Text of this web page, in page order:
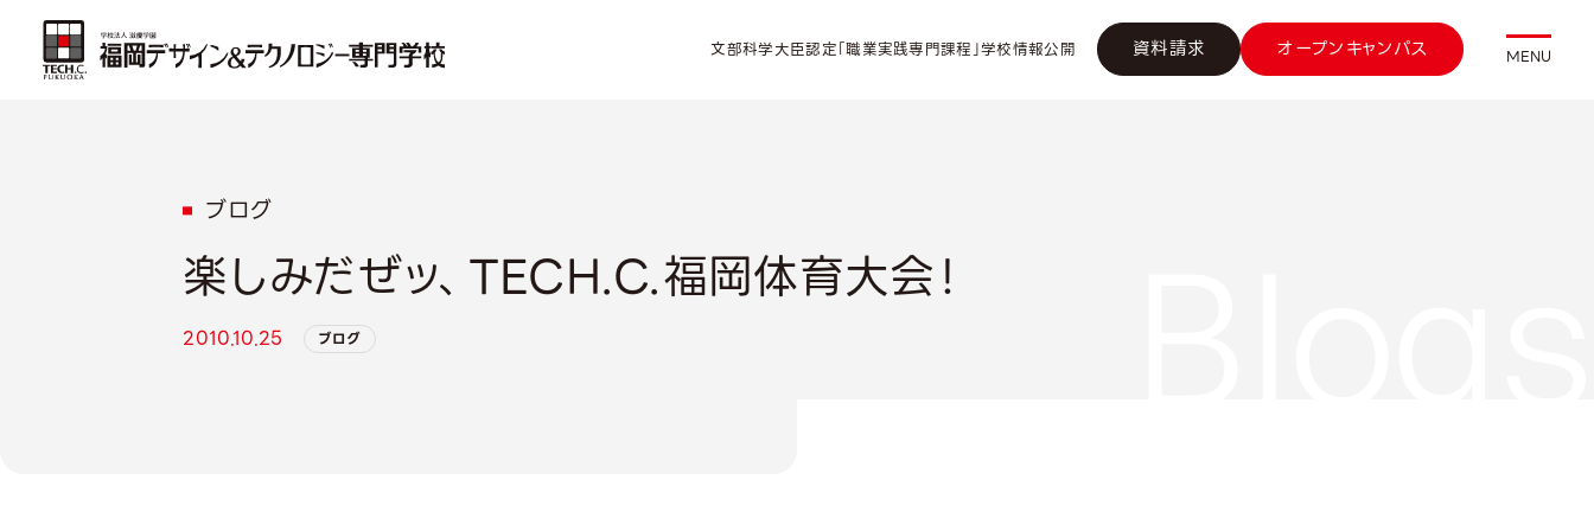
文部科学大臣認定「職業実践専門課程」学校情報公開 資料請求 オープンキャンパス MENU
ブログ
楽しみだぜッ、TECH.C.福岡体育大会！
2010.10.25 ブログ